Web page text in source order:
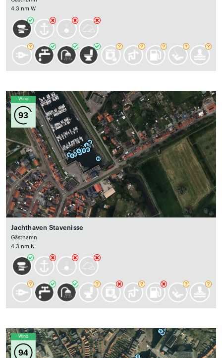
4.3 nm W
Wind
93
Jachthaven Stavenisse
Gästhamn
4.3 nm N
Wind
94